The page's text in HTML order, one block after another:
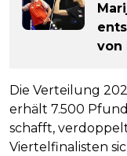
von
Die Verteilung
erhält 7.500
schafft,
Viertelfinalisten